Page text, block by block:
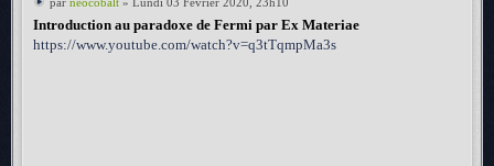
Introduction au paradoxe de Fermi par Ex Materiae
https://www.youtube.com/watch?v=q3tTqmpMa3s